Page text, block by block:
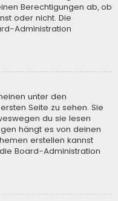
Berechtigungen ab, ob
oder nicht. Die
Administration
unter den
Seite zu sehen. Sie
du sie lesen
hängt es von deinen
erstellen kannst
Board-Administration